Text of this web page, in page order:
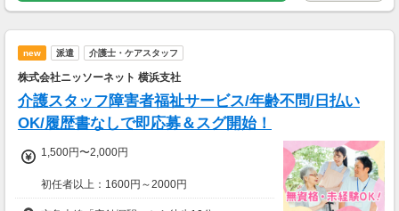
new 派遣 介護士・ケアスタッフ
株式会社ニッソーネット 横浜支社
介護スタッフ障害者福祉サービス/年齢不問/日払い
OK/履歴書なしで即応募＆スグ開始！
1,500円〜2,000円
初任者以上：1600円～2000円
無資格の方：1500円～1875円